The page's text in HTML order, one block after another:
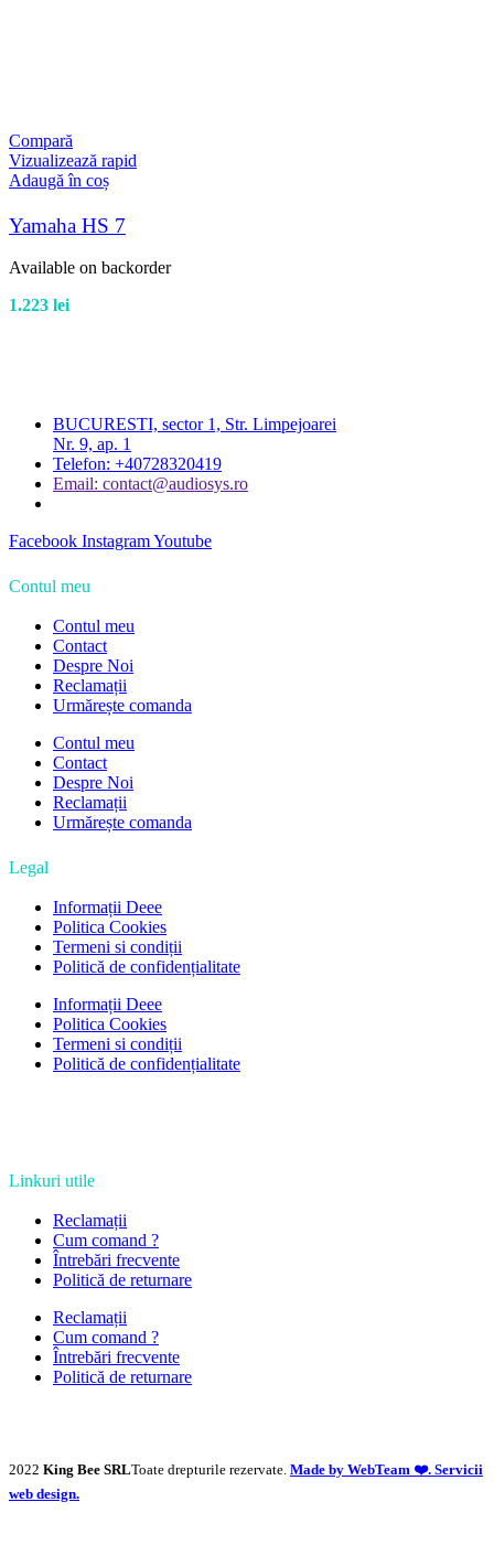
Compară
Vizualizează rapid
Adaugă în coș
Yamaha HS 7
Available on backorder
1.223 lei
BUCURESTI, sector 1, Str. Limpejoarei
Nr. 9, ap. 1
Telefon: +40728320419
Email: contact@audiosys.ro
Facebook InstagramYoutube
Contul meu
Contul meu
Contact
Despre Noi
Reclamații
Urmărește comanda
Contul meu
Contact
Despre Noi
Reclamații
Urmărește comanda
Legal
Informații Deee
Politica Cookies
Termeni si condiții
Politică de confidențialitate
Informații Deee
Politica Cookies
Termeni si condiții
Politică de confidențialitate
Linkuri utile
Reclamații
Cum comand ?
Întrebări frecvente
Politică de returnare
Reclamații
Cum comand ?
Întrebări frecvente
Politică de returnare
2022 King Bee SRLToate drepturile rezervate. Made by WebTeam ❤️. Servicii
web design.